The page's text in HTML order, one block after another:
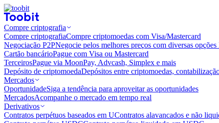
Compre criptografia
Compre criptografiaCompre criptomoedas com Visa/Mastercard
Negociação P2PNegocie pelos melhores preços com diversas
Cartão bancárioPague com Visa ou Mastercard
TerceirosPague via MoonPay, Advcash, Simplex e mais
Depósito de criptomoedaDepósitos entre criptomoedas,
Mercados
OportunidadeSiga a tendência para aproveitar as oportunidades
MercadosAcompanhe o mercado em tempo real
Derivativos
Contratos perpétuos baseados em UContratos alavancados e não